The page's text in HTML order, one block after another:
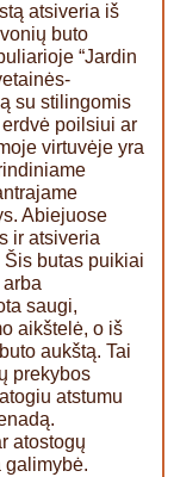
atsiveria iš
buto
“Jardin
su stilingomis
poilsiui ar
virtuvėje yra
Abiejuose
ir atsiveria
butas puikiai
saugi,
aikštelė, o iš
aukštą. Tai
prekybos
atstumu
atostogų
galimybė.